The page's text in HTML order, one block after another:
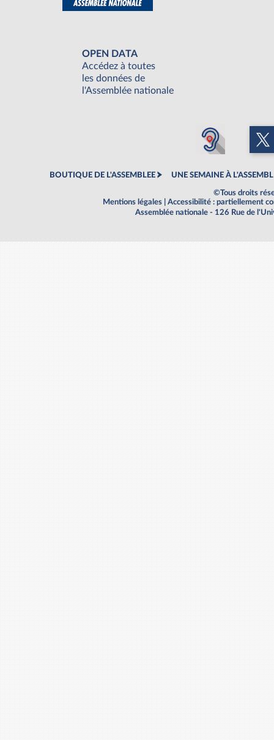
OPEN DATA
Accédez à toutes
les données de
l'Assemblée nationale
BOUTIQUE DE L'ASSEMBLEE UNE SEMAINE À
©Tous droits
Mentions légales
Accessibilité : partiellement
Assemblée nationale - 126 Rue de